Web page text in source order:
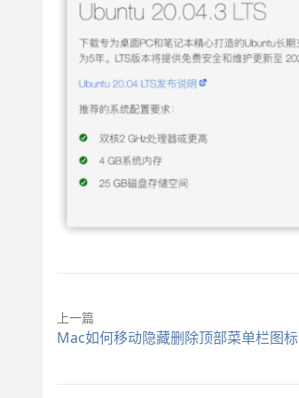
上一篇
Mac如何移动隐藏删除顶部菜单栏图标